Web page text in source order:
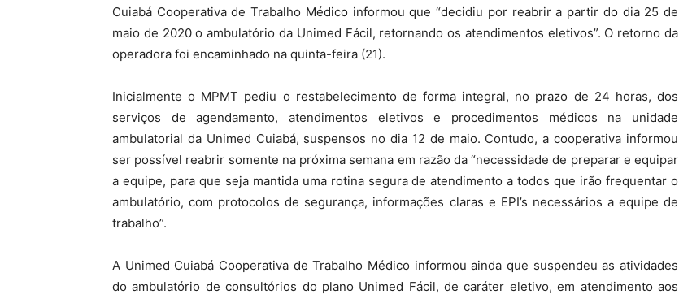
Cuiabá Cooperativa de Trabalho Médico informou que “decidiu por reabrir a partir do dia 25 de
maio de 2020 o ambulatório da Unimed Fácil, retornando os atendimentos eletivos”. O retorno da
operadora foi encaminhado na quinta-feira (21).
Inicialmente o MPMT pediu o restabelecimento de forma integral, no prazo de 24 horas, dos
serviços de agendamento, atendimentos eletivos e procedimentos médicos na unidade
ambulatorial da Unimed Cuiabá, suspensos no dia 12 de maio. Contudo, a cooperativa informou
ser possível reabrir somente na próxima semana em razão da “necessidade de preparar e equipar
a equipe, para que seja mantida uma rotina segura de atendimento a todos que irão frequentar o
ambulatório, com protocolos de segurança, informações claras e EPI’s necessários a equipe de
trabalho”.
A Unimed Cuiabá Cooperativa de Trabalho Médico informou ainda que suspendeu as atividades
do ambulatório de consultórios do plano Unimed Fácil, de caráter eletivo, em atendimento aos